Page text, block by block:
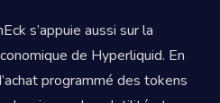
s’appuie aussi sur la
de Hyperliquid. En
programmé des tokens